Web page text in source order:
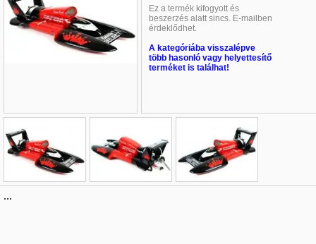
Ez a termék kifogyott és
beszerzés alatt sincs. E-mailben
érdeklődhet.
A kategóriába visszalépve
több hasonló vagy helyettesítő
terméket is találhat!
...